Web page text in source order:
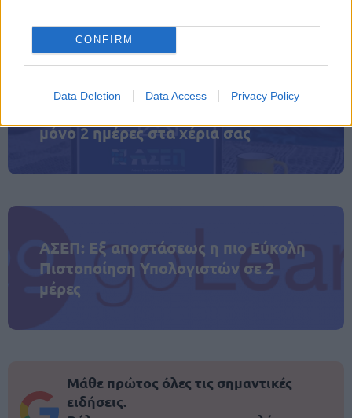
CONFIRM
Data Deletion Data Access Privacy Policy
ΕΔΩτην τοπική πρόσκληση.
μόνο 2 ημέρες στα χέρια σας
ΑΣΕΠ: Εξ αποστάσεως η πιο Εύκολη
Πιστοποίηση Υπολογιστών σε 2
μέρες
Μάθε πρώτος όλες τις σημαντικές
ειδήσεις.